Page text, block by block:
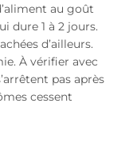
au goût
dure 1 à 2 jours.
d’ailleurs.
À vérifier avec
pas après
cessent